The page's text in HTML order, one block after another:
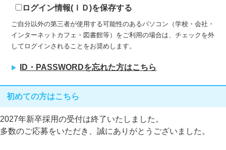
ログイン情報(ＩＤ)を保存する
ご自分以外の第三者が使用する可能性のあるパソコン（学校・会社・
インターネットカフェ・図書館等）をご利用の場合は、チェックを外
してログインされることをお奨めします。
ID・PASSWORDを忘れた方はこちら
初めての方はこちら
2027年新卒採用の受付は終了いたしました。
多数のご応募をいただき、誠にありがとうございました。